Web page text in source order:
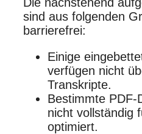
sind aus folgenden
barrierefrei:
Einige
verfügen nicht
Transkripte.​
Bestimmte PDF-
nicht vollständig
optimiert.​